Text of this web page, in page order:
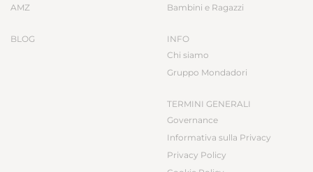
AMZ
BLOG
Bambini e Ragazzi
INFO
Chi siamo
Gruppo Mondadori
TERMINI GENERALI
Governance
Informativa sulla Privacy
Privacy Policy